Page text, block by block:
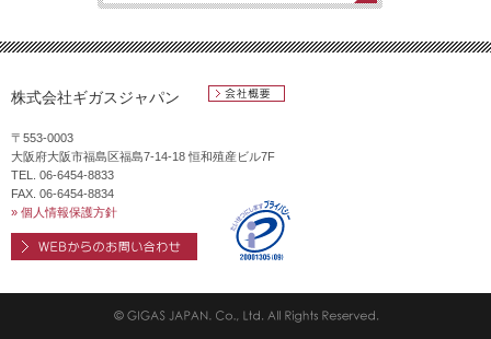
方を募集しております。
株式会社ギガスジャパン
〒553-0003
大阪府大阪市福島区福島7-14-18 恒和殖産ビル7F
TEL. 06-6454-8833
FAX. 06-6454-8834
» 個人情報保護方針
20001305(